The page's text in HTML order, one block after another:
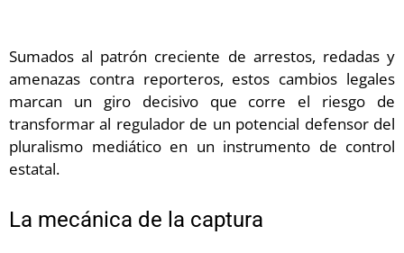
Sumados al patrón creciente de arrestos, redadas y
amenazas contra reporteros, estos cambios legales
marcan un giro decisivo que corre el riesgo de
transformar al regulador de un potencial defensor del
pluralismo mediático en un instrumento de control
estatal.
La mecánica de la captura